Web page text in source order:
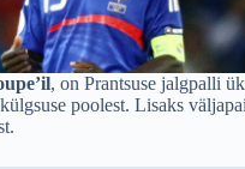
, on Prantsuse jalgpalli
poolest. Lisaks